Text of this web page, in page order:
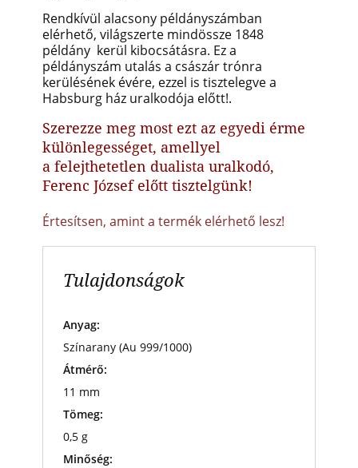
Rendkívül alacsony példányszámban
elérhető, világszerte mindössze 1848
példány kerül kibocsátásra. Ez a
példányszám utalás a császár trónra
kerülésének évére, ezzel is tisztelegve a
Habsburg ház uralkodója előtt!.
Szerezze meg most ezt az egyedi érme
különlegességet, amellyel
a felejthetetlen dualista uralkodó,
Ferenc József előtt tisztelgünk!
Értesítsen, amint a termék elérhető lesz!
Tulajdonságok
Anyag:
Színarany (Au 999/1000)
Átmérő:
11 mm
Tömeg:
0,5 g
Minőség: